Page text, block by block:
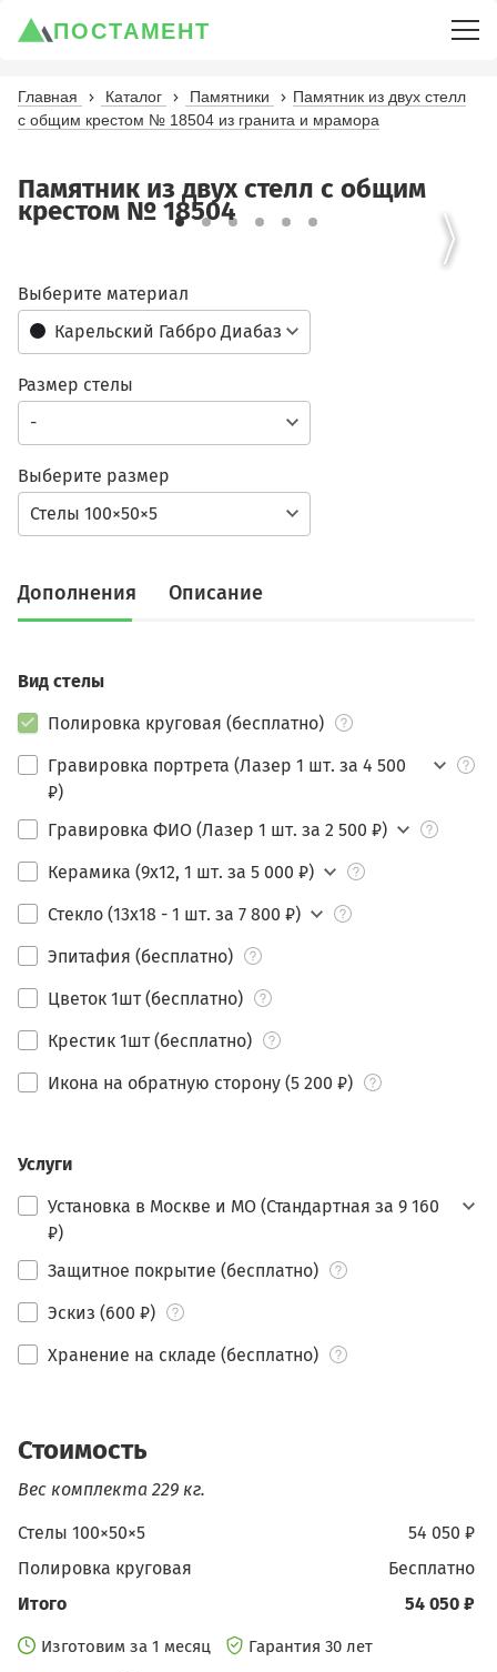
ПОСТАМЕНТ
Главная Каталог Памятники
Памятник из двух стелл
с общим крестом № 18504 из гранита и мрамора
Памятник из двух стелл с общим
крестом № 18504
Карельский Габбро Диабаз
Выберите материал
-
Размер стелы
Стелы 100×50×5
Выберите размер
Дополнения Описание
Вид стелы
Полировка круговая (бесплатно)
Гравировка портрета (Лазер 1 шт. за 4 500
₽)
Гравировка ФИО (Лазер 1 шт. за 2 500 ₽)
Керамика (9х12, 1 шт. за 5 000 ₽)
Стекло (13х18 - 1 шт. за 7 800 ₽)
Эпитафия (бесплатно)
Цветок 1шт (бесплатно)
Крестик 1шт (бесплатно)
Икона на обратную сторону (5 200 ₽)
Услуги
Установка в Москве и МО (Стандартная за 9 160
₽)
Защитное покрытие (бесплатно)
Эскиз (600 ₽)
Хранение на складе (бесплатно)
Стоимость
Вес комплекта 229 кг.
54 050 ₽
Стелы 100×50×5
бесплатно
Полировка круговая
54 050 ₽
Итого
Изготовим за 1 месяц
Гарантия 30 лет